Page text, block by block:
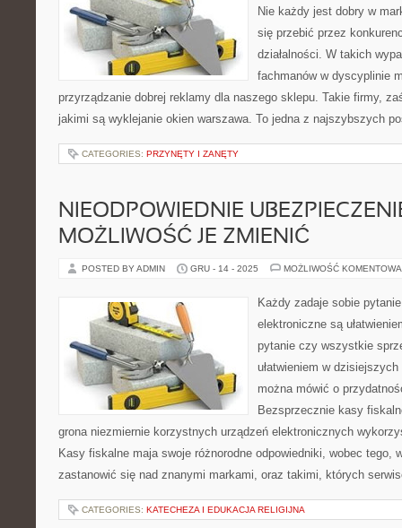
Nie każdy jest dobry w
się przebić przez
działalności. W takich
fachmanów w dyscyplinie
przyrządzanie dobrej reklamy dla naszego sklepu. Takie firmy,
jakimi są wyklejanie okien warszawa. To jedna z najszybszych
CATEGORIES: PRZYNĘTY I ZANĘTY
NIEODPOWIEDNIE
MOŻLIWOŚĆ JE ZMIENIĆ
POSTED BY ADMIN GRU - 14 - 2025 MOŻLIWOŚĆ
Każdy zadaje sobie
elektroniczne są
pytanie czy wszystkie
ułatwieniem w
można mówić o
Bezsprzecznie kasy
grona niezmiernie korzystnych urządzeń elektronicznych
Kasy fiskalne maja swoje różnorodne odpowiedniki, wobec tego,
zastanowić się nad znanymi markami, oraz takimi, których
CATEGORIES: KATECHEZA I EDUKACJA RELIGIJNA